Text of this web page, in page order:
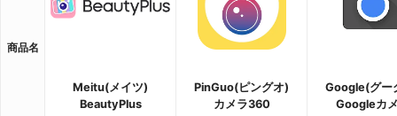
商品名
Meitu(メイツ)
BeautyPlus
PinGuo(ピングオ)
カメラ360
Google(グー
Googleカ